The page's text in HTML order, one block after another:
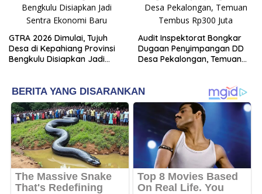
GTRA 2026 Dimulai, Tujuh
Desa di Kepahiang Provinsi
Bengkulu Disiapkan Jadi
Audit Inspektorat Bongkar
Dugaan Penyimpangan DD
Desa Pekalongan, Temuan